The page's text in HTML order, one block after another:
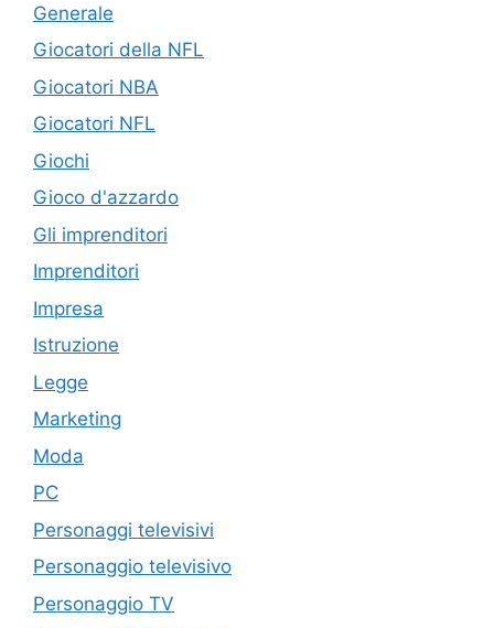
Generale
Giocatori della NFL
Giocatori NBA
Giocatori NFL
Giochi
Gioco d'azzardo
Gli imprenditori
Imprenditori
Impresa
Istruzione
Legge
Marketing
Moda
PC
Personaggi televisivi
Personaggio televisivo
Personaggio TV